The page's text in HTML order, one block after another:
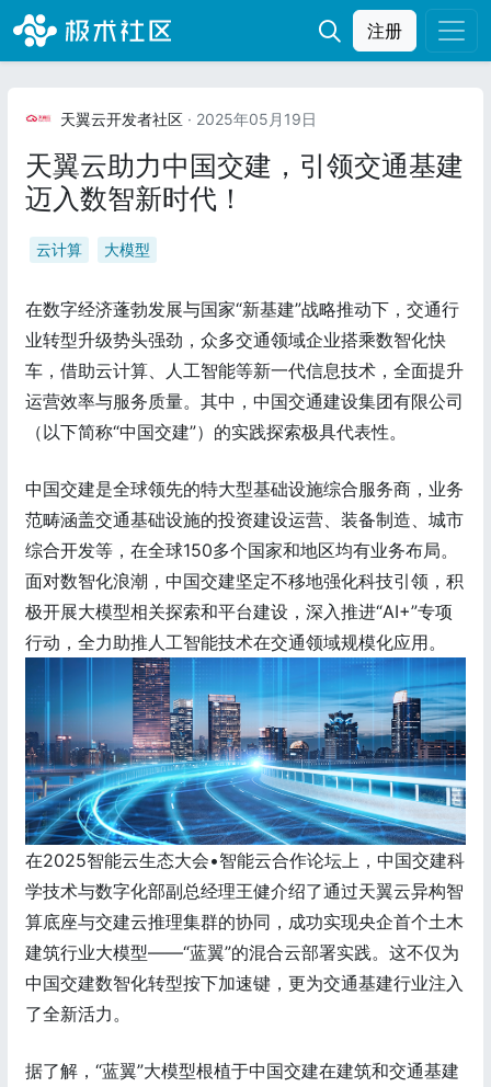
注册
天翼云开发者社区 · 2025年05月19日
天翼云助力中国交建，引领交通基建
迈入数智新时代！
云计算 大模型
在数字经济蓬勃发展与国家“新基建”战略推动下，交通行
业转型升级势头强劲，众多交通领域企业搭乘数智化快
车，借助云计算、人工智能等新一代信息技术，全面提升
运营效率与服务质量。其中，中国交通建设集团有限公司
（以下简称“中国交建”）的实践探索极具代表性。
中国交建是全球领先的特大型基础设施综合服务商，业务
范畴涵盖交通基础设施的投资建设运营、装备制造、城市
综合开发等，在全球150多个国家和地区均有业务布局。
面对数智化浪潮，中国交建坚定不移地强化科技引领，积
极开展大模型相关探索和平台建设，深入推进“AI+”专项
行动，全力助推人工智能技术在交通领域规模化应用。
在2025智能云生态大会•智能云合作论坛上，中国交建科
学技术与数字化部副总经理王健介绍了通过天翼云异构智
算底座与交建云推理集群的协同，成功实现央企首个土木
建筑行业大模型——“蓝翼”的混合云部署实践。这不仅为
中国交建数智化转型按下加速键，更为交通基建行业注入
了全新活力。
据了解，“蓝翼”大模型根植于中国交建在建筑和交通基建